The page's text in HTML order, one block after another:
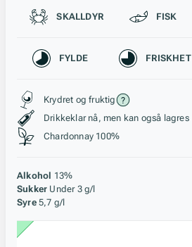
Passer til
SKALLDYR FISK
Karakteristikk
FYLDE FRISKHET
Stil, lagring og råstoff
Krydret og fruktig
Drikkeklar nå, men kan også lagres
Chardonnay 100%
Alkohol 13%
Sukker Under 3 g/l
Syre 5,7 g/l